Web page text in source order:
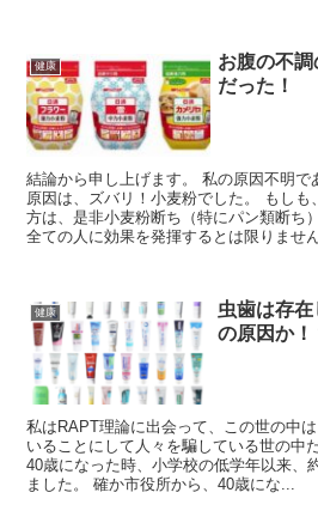
健康
お腹の不
だった！
結論から申し上げます。 私の原因不明で
原因は、ズバリ！小麦粉でした。 もしも
方は、是非小麦粉断ち（特にパン類断ち
全ての人に効果を発揮するとは限りませ
健康
虫歯は存
の原因か！
私はRAPT理論に出会って、この世の中
いることにして人々を騙している世の中
40歳になった時、小学校の低学年以来、
ました。 確か市役所から、40歳にな...